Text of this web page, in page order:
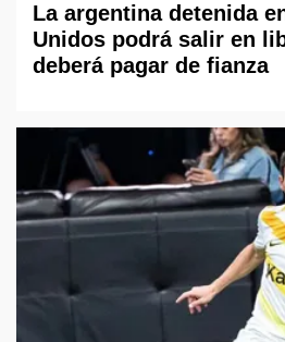
La argentina detenida
Unidos podrá salir en
deberá pagar de fianza